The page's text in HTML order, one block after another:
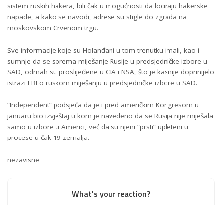
sistem ruskih hakera, bili čak u mogućnosti da lociraju hakerske
napade, a kako se navodi, adrese su stigle do zgrada na
moskovskom Crvenom trgu.
Sve informacije koje su Holanđani u tom trenutku imali, kao i
sumnje da se sprema miješanje Rusije u predsjedničke izbore u
SAD, odmah su proslijeđene u CIA i NSA, što je kasnije doprinijelo
istrazi FBI o ruskom miješanju u predsjedničke izbore u SAD.
“Independent” podsjeća da je i pred američkim Kongresom u
januaru bio izvještaj u kom je navedeno da se Rusija nije miješala
samo u izbore u Americi, već da su njeni “prsti” upleteni u
procese u čak 19 zemalja.
nezavisne
What's your reaction?